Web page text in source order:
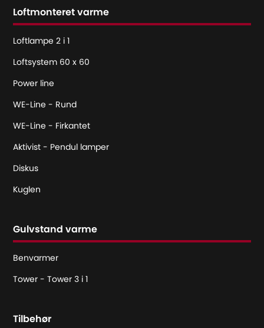
Loftmonteret varme
Loftlampe 2 i 1
Loftsystem 60 x 60
Power line
WE-Line - Rund
WE-Line - Firkantet
Aktivist - Pendul lamper
Diskus
Kuglen
Gulvstand varme
Benvarmer
Tower - Tower 3 i 1
Tilbehør